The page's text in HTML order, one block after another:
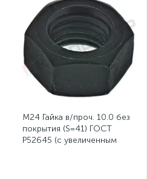
М24 Гайка в/проч. 10.0 без
покрытия (S=41) ГОСТ
Р52645 (с увеличенным